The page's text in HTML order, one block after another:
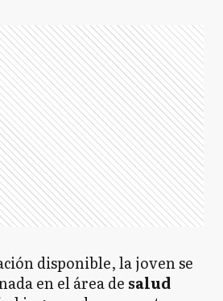
disponible, la joven se
en el área de salud